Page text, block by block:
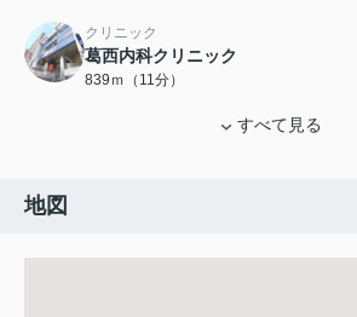
クリニック
葛西内科クリニック
839ｍ（11分）
すべて見る
地図